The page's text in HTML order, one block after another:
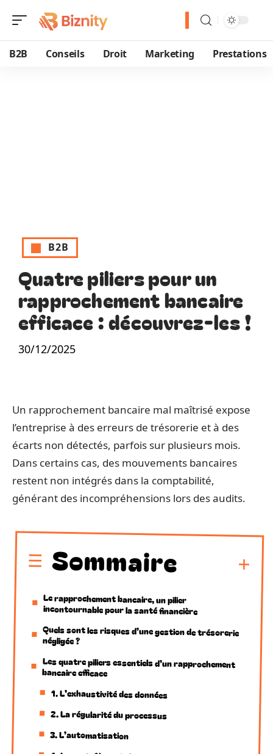
B2B Conseils Droit Marketing Prestations
B2B
Quatre piliers pour un
rapprochement bancaire
efficace : découvrez-les !
30/12/2025
Un rapprochement bancaire mal maîtrisé expose
l’entreprise à des erreurs de trésorerie et à des
écarts non détectés, parfois sur plusieurs mois.
Dans certains cas, des mouvements bancaires
restent non intégrés dans la comptabilité,
générant des incompréhensions lors des audits.
Sommaire
Le rapprochement bancaire, un pilier
incontournable pour la santé financière
Quels sont les risques d’une gestion de trésorerie
négligée ?
Les quatre piliers essentiels d’un rapprochement
bancaire efficace
1. L’exhaustivité des données
2. La régularité du processus
3. L’automatisation